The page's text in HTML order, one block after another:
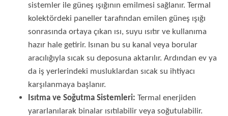
sistemler ile güneş ışığının emilmesi sağlanır. Termal
kolektördeki paneller tarafından emilen güneş ışığı
sonrasında ortaya çıkan ısı, suyu ısıtır ve kullanıma
hazır hale getirir. Isınan bu su kanal veya borular
aracılığıyla sıcak su deposuna aktarılır. Ardından ev ya
da iş yerlerindeki musluklardan sıcak su ihtiyacı
karşılanmaya başlanır.
Isıtma ve Soğutma Sistemleri: Termal enerjiden
yararlanılarak binalar ısıtılabilir veya soğutulabilir.